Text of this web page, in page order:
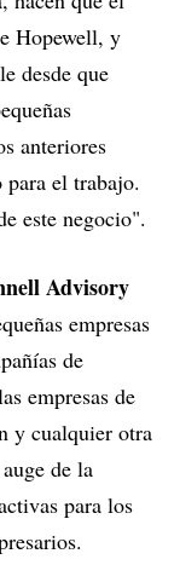
Hopewell, y
desde que
anteriores
el trabajo.
este negocio".
Advisory
empresas
de
empresas de
y cualquier otra
de la
para los